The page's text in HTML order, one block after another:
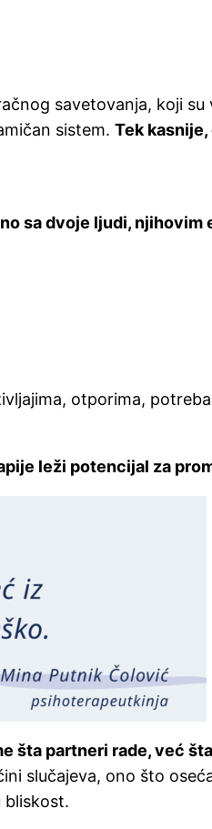
savetovanja, koji su
sistem.Tek
sa dvoje ljudi, njihovim
otporima,
leži potencijal za
šta partneri rade, već
slučajeva, ono što
bliskost.